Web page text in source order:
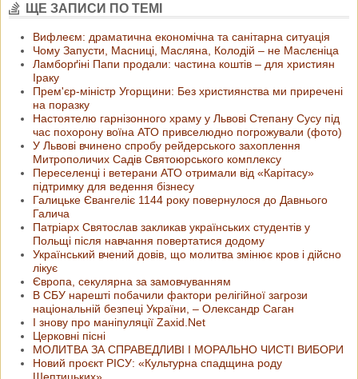
ЩЕ ЗАПИСИ ПО ТЕМІ
Вифлеєм: драматична економічна та санітарна ситуація
Чому Запусти, Масниці, Масляна, Колодій – не Маслєніца
Ламборґіні Папи продали: частина коштів – для християн
Іраку
Прем'єр-міністр Угорщини: Без християнства ми приречені
на поразку
Настоятелю гарнізонного храму у Львові Степану Сусу під
час похорону воїна АТО привселюдно погрожували (фото)
У Львові вчинено спробу рейдерського захоплення
Митрополичих Садів Святоюрського комплексу
Переселенці і ветерани АТО отримали від «Карітасу»
підтримку для ведення бізнесу
Галицьке Євангеліє 1144 року повернулося до Давнього
Галича
Патріарх Святослав закликав українських студентів у
Польщі після навчання повертатися додому
Український вчений довів, що молитва змінює кров і дійсно
лікує
Європа, секулярна за замовчуванням
В СБУ нарешті побачили фактори релігійної загрози
національній безпеці України, – Олександр Саган
І знову про маніпуляції Zaxid.Net
Церковні пісні
МОЛИТВА ЗА СПРАВЕДЛИВІ І МОРАЛЬНО ЧИСТІ ВИБОРИ
Новий проєкт РІСУ: «Культурна спадщина роду
Шептицьких»